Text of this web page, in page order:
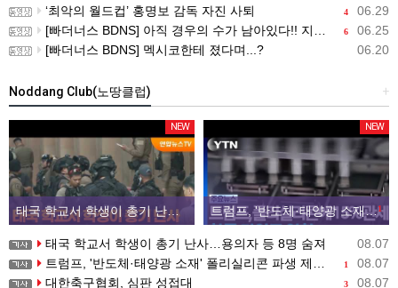
4 06.29
‘최악의 월드컵’ 홍명보 감독 자진 사퇴
6 06.25
[빠더너스 BDNS] 아직 경우의 수가 남아있다!! 지금부터 시작이야!!
06.20
[빠더너스 BDNS] 멕시코한테 졌다며...?
+
Noddang Club(노땅클럽)
NEW
태국 학교서 학생이 총기 난사…용의자 등 8명 숨져
NEW
1
트럼프, '반도체·태양광 소재' 폴리실리콘 파생 제품에 15% 관세...한국 기업도 영향
08.07
태국 학교서 학생이 총기 난사…용의자 등 8명 숨져
1 08.07
트럼프, '반도체·태양광 소재' 폴리실리콘 파생 제품에 15% 관세...한국 기업도 영향
3 08.07
대한축구협회, 심판 성접대